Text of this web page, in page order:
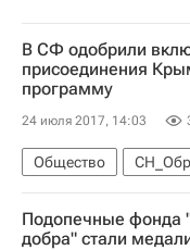
В СФ одобрили
присоединения
программу
24 июля 2017, 14:03
Общество
Республика Крым
Россия
Подопечные фонда
добра" стали